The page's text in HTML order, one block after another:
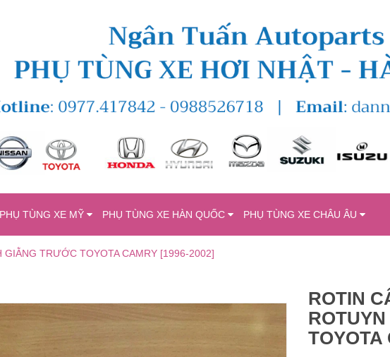
PHỤ TÙNG XE MỸ PHỤ TÙNG XE HÀN QUỐC PHỤ TÙNG XE CHÂU ÂU
TRƯỚC TOYOTA CAMRY [1996-2002]
ROTIN
TOYOTA